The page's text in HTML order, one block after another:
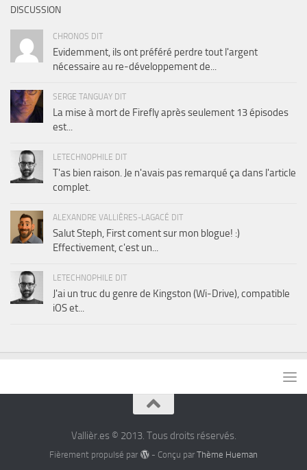
DISCUSSION
CHRONOS DIT
Evidemment, ils ont préféré perdre tout l'argent
nécessaire au re-développement de...
SERGE TANGUAY DIT
La mise à mort de Firefly après seulement 13 épisodes
est...
LETECHNOPHILE DIT
T'as bien raison. Je n'avais pas remarqué ça dans l'article
complet.
ALEXANDRE VALLIÈRES-LAGACÉ DIT
Salut Steph, First coment sur mon blogue! :)
Effectivement, c'est un...
LETECHNOPHILE DIT
J'ai un truc du genre de Kingston (Wi-Drive), compatible
iOS et...
Vallièr.es © 2013. Tous droits réservés.
Fièrement propulsé par - Conçu par Thème Hueman